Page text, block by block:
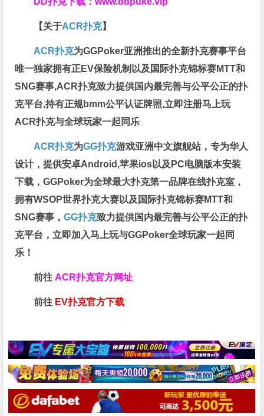
【关于ACR扑克】
ACR扑克为GGPoker亚洲推出的全新扑克赛事平台
唯一独家拥有正EV保险机制以及国际扑克锦标赛MTT和
SNG赛事,ACR扑克致力提供国内最完善与公平公正的扑
克平台,持有正规bmm公平认证牌照,立即注册马上玩
ACR扑克与全球玩家一起同乐
ACR扑克为GG扑克游戏亚洲中文旗舰站，专为华人
设计，提供安卓Android,苹果ios以及PC电脑版本安装
下载，GGPoker为全球最大扑克第一品牌在线扑克室，
拥有WSOP世界扑克大赛以及国际扑克锦标赛MTT和
SNG赛事，GG扑克致力提供国内最完善与公平公正的扑
克平台，立即加入马上玩与GGPoker全球玩家一起同
乐！
前往ACR扑克官方网址
前往 EV扑克官方下载